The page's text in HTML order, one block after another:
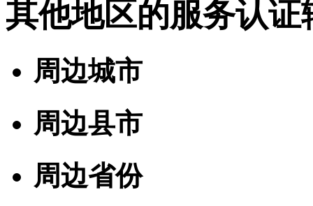
其他地区的服务认证
周边城市
周边县市
周边省份